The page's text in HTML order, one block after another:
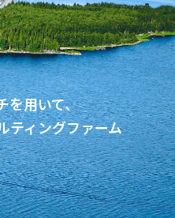
を用いて、
ティングファーム